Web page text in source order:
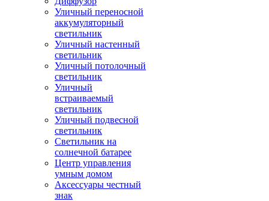
Уличный переносной
аккумуляторный
светильник
Уличный настенный
светильник
Уличный потолочный
светильник
Уличный
встраиваемый
светильник
Уличный подвесной
светильник
Светильник на
солнечной батарее
Центр управления
умным домом
Аксессуары честный
знак